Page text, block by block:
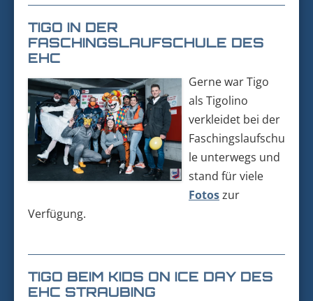
TIGO IN DER
FASCHINGSLAUFSCHULE DES
EHC
Gerne war Tigo
als Tigolino
verkleidet bei der
Faschingslaufschu
le unterwegs und
stand für viele
Fotoszur
Verfügung.
TIGO BEIM KIDS ON ICE DAY DES
EHC STRAUBING